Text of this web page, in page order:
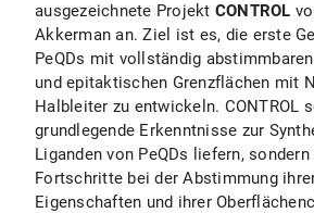
ausgezeichnete Projekt CONTROL
Akkerman an. Ziel ist es, die erste
PeQDs mit vollständig
und epitaktischen Grenzflächen mit
Halbleiter zu entwickeln. CONTROL
grundlegende Erkenntnisse zur
Liganden von PeQDs liefern,
Fortschritte bei der Abstimmung
Eigenschaften und ihrer